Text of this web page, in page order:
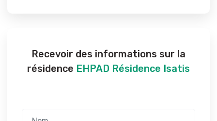
Recevoir des informations sur la
résidence EHPAD Résidence Isatis